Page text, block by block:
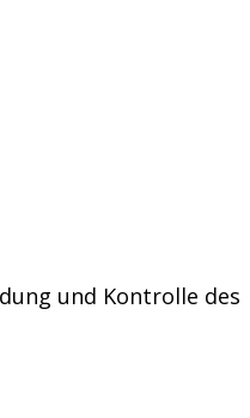
und Kontrolle des